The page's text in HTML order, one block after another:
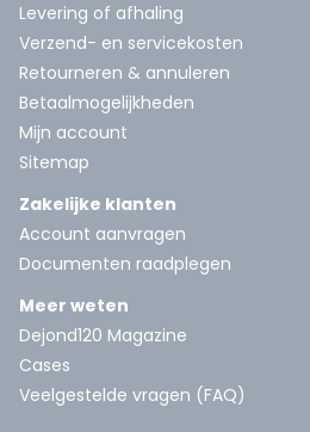
Levering of afhaling
Verzend- en servicekosten
Retourneren & annuleren
Betaalmogelijkheden
Mijn account
Sitemap
Zakelijke klanten
Account aanvragen
Documenten raadplegen
Meer weten
Dejond120 Magazine
Cases
Veelgestelde vragen (FAQ)